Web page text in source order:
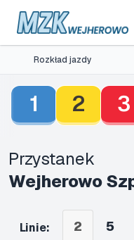
Rozkład jazdy
1 2 3
Przystanek
Wejherowo
Linie: 2 5